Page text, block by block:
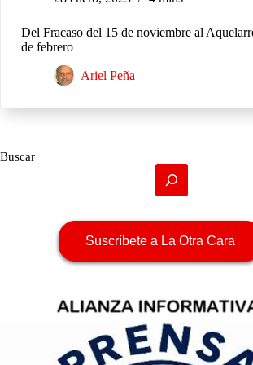
Del Fracaso del 15 de noviembre al
de febrero
Ariel Peña
Buscar
Suscríbete a La Otra Cara